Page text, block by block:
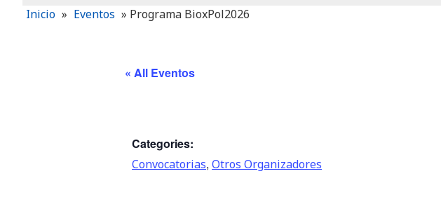
Inicio » Eventos » Programa BioxPol2026
« All Eventos
Categories:
Convocatorias, Otros Organizadores